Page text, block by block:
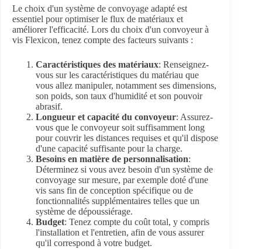
Le choix d'un système de convoyage adapté est
essentiel pour optimiser le flux de matériaux et
améliorer l'efficacité. Lors du choix d'un convoyeur à
vis Flexicon, tenez compte des facteurs suivants :
Caractéristiques des matériaux: Renseignez-
vous sur les caractéristiques du matériau que
vous allez manipuler, notamment ses dimensions,
son poids, son taux d'humidité et son pouvoir
abrasif.
Longueur et capacité du convoyeur: Assurez-
vous que le convoyeur soit suffisamment long
pour couvrir les distances requises et qu'il dispose
d'une capacité suffisante pour la charge.
Besoins en matière de personnalisation:
Déterminez si vous avez besoin d'un système de
convoyage sur mesure, par exemple doté d'une
vis sans fin de conception spécifique ou de
fonctionnalités supplémentaires telles que un
système de dépoussiérage.
Budget: Tenez compte du coût total, y compris
l'installation et l'entretien, afin de vous assurer
qu'il correspond à votre budget.